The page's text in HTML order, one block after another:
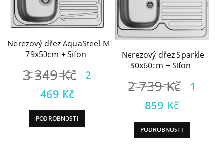
Nerezový dřez AquaSteel M
79x50cm + Sifon
3 349Kč Původní
byla:
3
2
469 KčAktuální
cena
je:
PODROBNOSTI
Nerezový dřez Sparkle
80x60cm + Sifon
2 739Kč
byla:
2
1
859 Kč
cena
je:
PODROBNOSTI